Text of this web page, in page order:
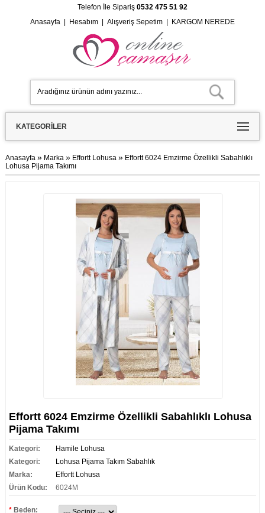
Telefon İle Sipariş 0532 475 51 92
Anasayfa| Hesabım| Alışveriş Sepetim| KARGOM NEREDE
KATEGORILER
Anasayfa » Marka » Effortt Lohusa » Effortt 6024 Emzirme Özellikli Sabahlıklı
Lohusa Pijama Takımı
Effortt 6024 Emzirme Özellikli Sabahlıklı Lohusa
Pijama Takımı
Kategori:
Hamile Lohusa
Kategori:
Lohusa Pijama Takım Sabahlık
Marka:
Effortt Lohusa
Ürün Kodu:
6024M
* Beden: